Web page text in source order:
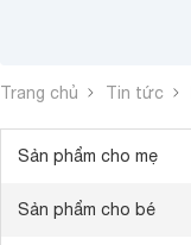
Trang chủ Tin tức
Sản phẩm cho mẹ
Sản phẩm cho bé